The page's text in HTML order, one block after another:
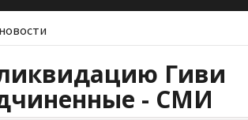
Гиви
- СМИ